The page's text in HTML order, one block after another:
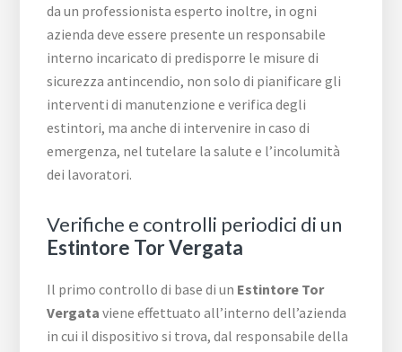
da un professionista esperto inoltre, in ogni
azienda deve essere presente un responsabile
interno incaricato di predisporre le misure di
sicurezza antincendio, non solo di pianificare gli
interventi di manutenzione e verifica degli
estintori, ma anche di intervenire in caso di
emergenza, nel tutelare la salute e l’incolumità
dei lavoratori.
Verifiche e controlli periodici di un
Estintore Tor Vergata
Il primo controllo di base di un Estintore Tor
Vergata viene effettuato all’interno dell’azienda
in cui il dispositivo si trova, dal responsabile della